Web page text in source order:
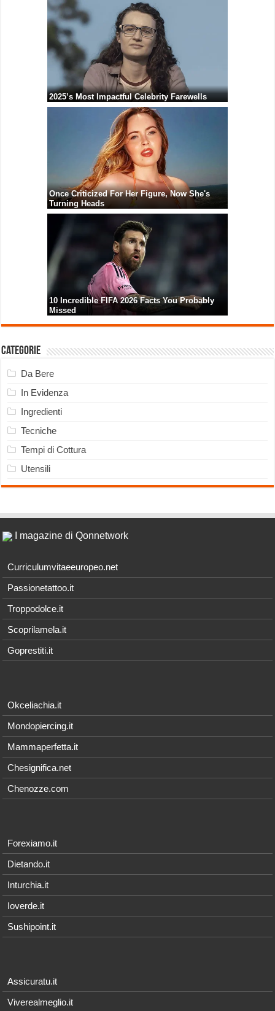
Categorie
Da Bere
In Evidenza
Ingredienti
Tecniche
Tempi di Cottura
Utensili
I magazine di Qonnetwork
Curriculumvitaeeuropeo.net
Passionetattoo.it
Troppodolce.it
Scoprilamela.it
Goprestiti.it
Okceliachia.it
Mondopiercing.it
Mammaperfetta.it
Chesignifica.net
Chenozze.com
Forexiamo.it
Dietando.it
Inturchia.it
Ioverde.it
Sushipoint.it
Assicuratu.it
Viverealmeglio.it